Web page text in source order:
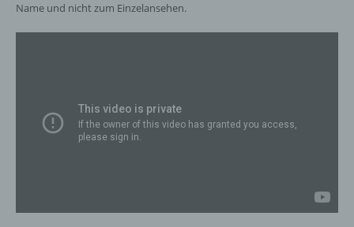
Name und nicht zum Einzelansehen.